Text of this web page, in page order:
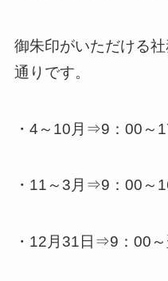
御朱印がいただける
通りです。
・4～10月⇒9：00～
・11～3月⇒9：00～
・12月31日⇒9：00